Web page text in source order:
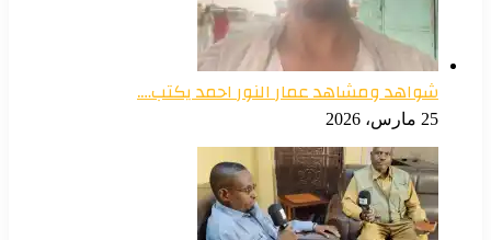
شواهد ومشاهد عمار النور احمد يكتب….
25 مارس، 2026